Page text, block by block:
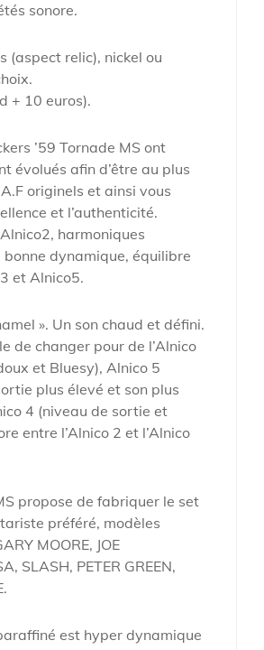
sonore.
(aspect relic), nickel ou
+ 10 euros).
’59 Tornade MS ont
évolués afin d’être au plus
originels et ainsi vous
et l’authenticité.
harmoniques
bonne dynamique, équilibre
et Alnico5.
». Un son chaud et défini.
de changer pour de l’Alnico
et Bluesy), Alnico 5
plus élevé et son plus
4 (niveau de sortie et
entre l’Alnico 2 et l’Alnico
propose de fabriquer le set
préféré, modèles
MOORE, JOE
SLASH, PETER GREEN,
est hyper dynamique